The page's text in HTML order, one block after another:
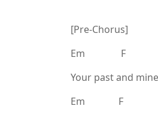
[Pre-Chorus]
Em F
Your past and
Em F